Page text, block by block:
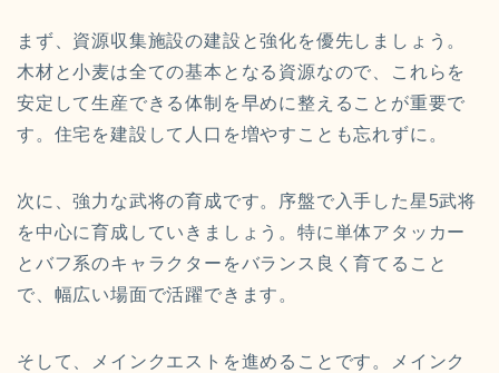
まず、資源収集施設の建設と強化を優先しましょう。
木材と小麦は全ての基本となる資源なので、これらを
安定して生産できる体制を早めに整えることが重要で
す。住宅を建設して人口を増やすことも忘れずに。
次に、強力な武将の育成です。序盤で入手した星5武将
を中心に育成していきましょう。特に単体アタッカー
とバフ系のキャラクターをバランス良く育てること
で、幅広い場面で活躍できます。
そして、メインクエストを進めることです。メインク